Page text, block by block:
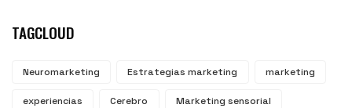
TAGCLOUD
Neuromarketing Estrategias marketing marketing
experiencias Cerebro Marketing sensorial